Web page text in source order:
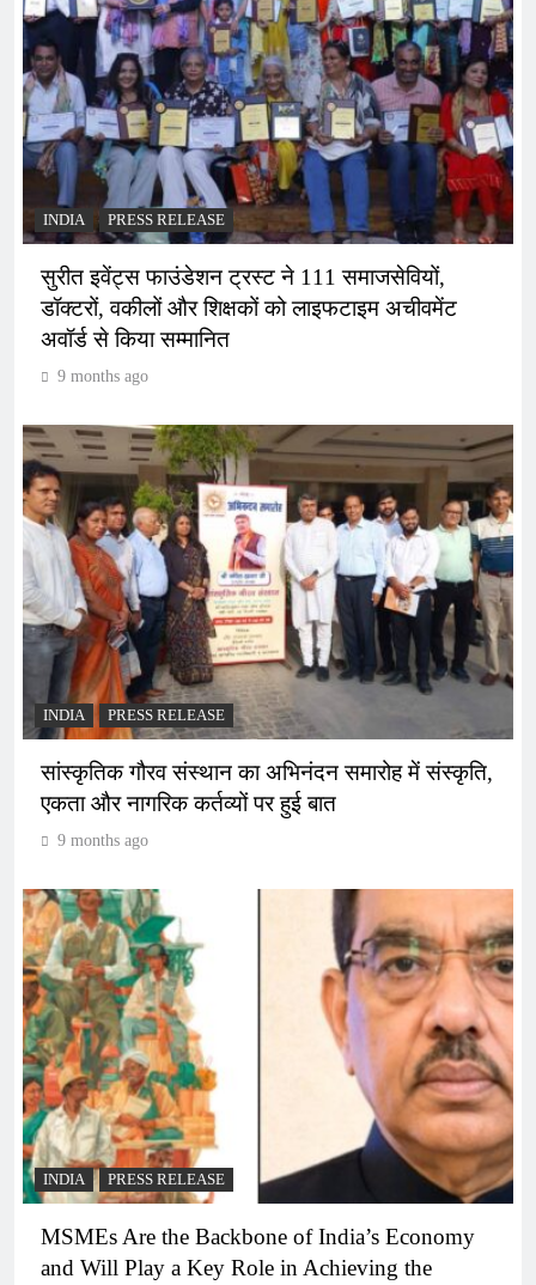
INDIA PRESS RELEASE
सुरीत इवेंट्स फाउंडेशन ट्रस्ट ने 111 समाजसेवियों,
डॉक्टरों, वकीलों और शिक्षकों को लाइफटाइम अचीवमेंट
अवॉर्ड से किया सम्मानित
9 months ago
INDIA PRESS RELEASE
सांस्कृतिक गौरव संस्थान का अभिनंदन समारोह में संस्कृति,
एकता और नागरिक कर्तव्यों पर हुई बात
9 months ago
INDIA PRESS RELEASE
MSMEs Are the Backbone of India’s Economy
and Will Play a Key Role in Achieving the